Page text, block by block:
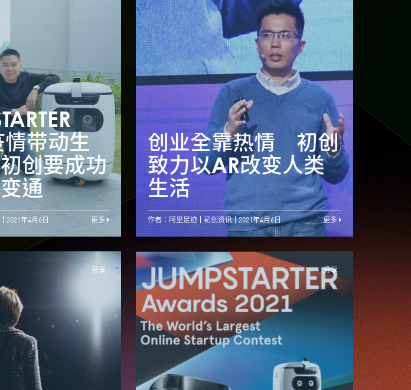
蓝海市
创连结
带动生
创要成功
通
【JUMPSTARTER
2021】疫情带动生
意急增 初创要成功
全靠灵活变通
2021年4月6日 更多
创业全靠热情 初创
致力以AR改变人类
生活
创
作者：阿里足迹 初创资讯 2021年4月6日 更多
分享 分享